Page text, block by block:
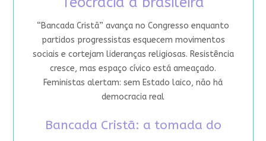
“Bancada Cristã” avança no Congresso enquanto
partidos progressistas esquecem movimentos
sociais e cortejam lideranças religiosas. Resistência
cresce, mas espaço cívico está ameaçado.
Feministas alertam: sem Estado laico, não há
democracia real
Bancada Cristã: a tomada do